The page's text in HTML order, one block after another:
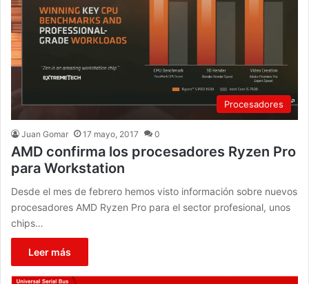
Procesadores
Juan Gomar 17 mayo, 2017 0
AMD confirma los procesadores Ryzen Pro
para Workstation
Desde el mes de febrero hemos visto información sobre nuevos
procesadores AMD Ryzen Pro para el sector profesional, unos
chips…
Leer más